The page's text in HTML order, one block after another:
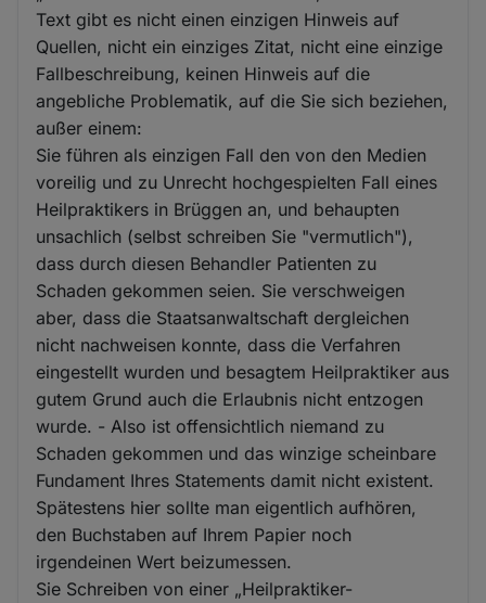
Text gibt es nicht einen einzigen Hinweis auf
Quellen, nicht ein einziges Zitat, nicht eine einzige
Fallbeschreibung, keinen Hinweis auf die
angebliche Problematik, auf die Sie sich beziehen,
außer einem:
Sie führen als einzigen Fall den von den Medien
voreilig und zu Unrecht hochgespielten Fall eines
Heilpraktikers in Brüggen an, und behaupten
unsachlich (selbst schreiben Sie "vermutlich"),
dass durch diesen Behandler Patienten zu
Schaden gekommen seien. Sie verschweigen
aber, dass die Staatsanwaltschaft dergleichen
nicht nachweisen konnte, dass die Verfahren
eingestellt wurden und besagtem Heilpraktiker aus
gutem Grund auch die Erlaubnis nicht entzogen
wurde. - Also ist offensichtlich niemand zu
Schaden gekommen und das winzige scheinbare
Fundament Ihres Statements damit nicht existent.
Spätestens hier sollte man eigentlich aufhören,
den Buchstaben auf Ihrem Papier noch
irgendeinen Wert beizumessen.
Sie Schreiben von einer „Heilpraktiker-